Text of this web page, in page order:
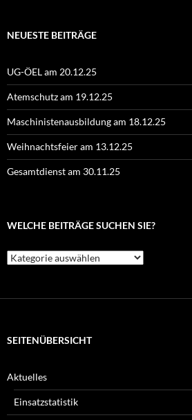
NEUESTE BEITRÄGE
UG-ÖEL am 20.12.25
Atemschutz am 19.12.25
Maschinistenausbildung am 18.12.25
Weihnachtsfeier am 13.12.25
Gesamtdienst am 30.11.25
WELCHE BEITRÄGE SUCHEN SIE?
Welche
Beiträge
SEITENÜBERSICHT
Aktuelles
Einsatzstatistik